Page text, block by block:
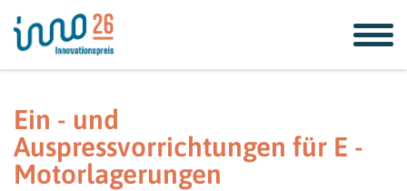
Seitenbereiche:
Inhalt
Hauptnavigation
Footernavigation
Ein - und
Auspressvorrichtungen für E -
Motorlagerungen